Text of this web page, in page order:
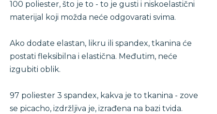
100 poliester, što je to - to je gusti i niskoelastični
materijal koji možda neće odgovarati svima.
Ako dodate elastan, likru ili spandex, tkanina će
postati fleksibilna i elastična. Međutim, neće
izgubiti oblik.
97 poliester 3 spandex, kakva je to tkanina - zove
se picacho, izdržljiva je, izrađena na bazi tvida.